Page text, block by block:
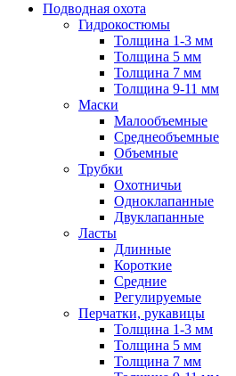
Подводная охота
Гидрокостюмы
Толщина 1-3 мм
Толщина 5 мм
Толщина 7 мм
Толщина 9-11 мм
Маски
Малообъемные
Среднеобъемные
Объемные
Трубки
Охотничьи
Одноклапанные
Двуклапанные
Ласты
Длинные
Короткие
Средние
Регулируемые
Перчатки, рукавицы
Толщина 1-3 мм
Толщина 5 мм
Толщина 7 мм